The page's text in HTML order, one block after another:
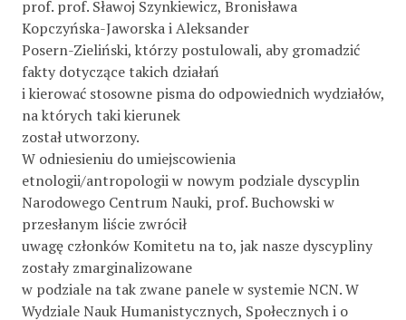
prof. prof. Sławoj Szynkiewicz, Bronisława
Kopczyńska-Jaworska i Aleksander
Posern-Zieliński, którzy postulowali, aby gromadzić
fakty dotyczące takich działań
i kierować stosowne pisma do odpowiednich wydziałów,
na których taki kierunek
został utworzony.
W odniesieniu do umiejscowienia
etnologii/antropologii w nowym podziale dyscyplin
Narodowego Centrum Nauki, prof. Buchowski w
przesłanym liście zwrócił
uwagę członków Komitetu na to, jak nasze dyscypliny
zostały zmarginalizowane
w podziale na tak zwane panele w systemie NCN. W
Wydziale Nauk Humanistycznych, Społecznych i o